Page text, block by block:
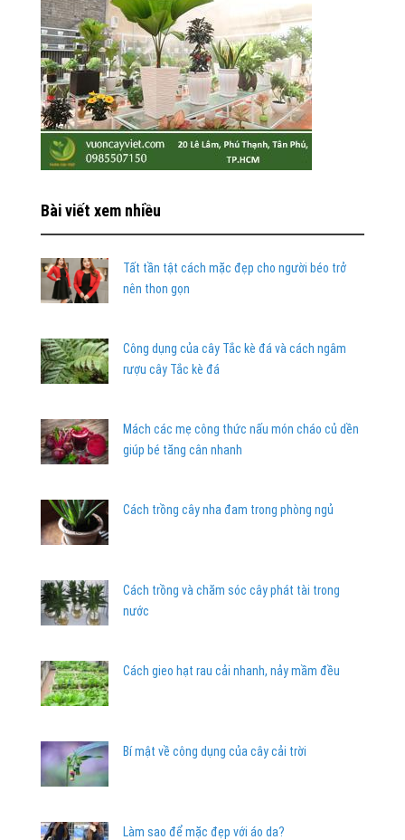
Bài viết xem nhiều
Tất tần tật cách mặc đẹp cho người béo trở
nên thon gọn
Công dụng của cây Tắc kè đá và cách ngâm
rượu cây Tắc kè đá
Mách các mẹ công thức nấu món cháo củ dền
giúp bé tăng cân nhanh
Cách trồng cây nha đam trong phòng ngủ
Cách trồng và chăm sóc cây phát tài trong
nước
Cách gieo hạt rau cải nhanh, nảy mầm đều
Bí mật về công dụng của cây cải trời
Làm sao để mặc đẹp với áo da?